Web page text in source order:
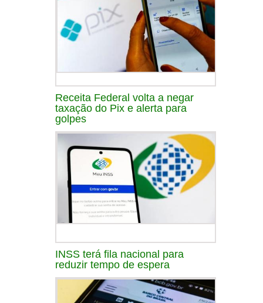
Receita Federal volta a negar
taxação do Pix e alerta para
golpes
INSS terá fila nacional para
reduzir tempo de espera